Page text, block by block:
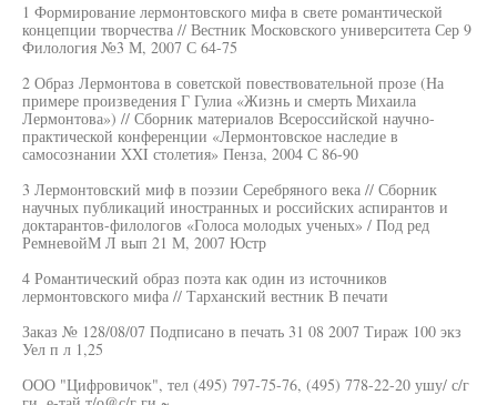
1 Формирование лермонтовского мифа в свете романтической
концепции творчества // Вестник Московского университета Сер 9
Филология №3 М, 2007 С 64-75
2 Образ Лермонтова в советской повествовательной прозе (На
примере произведения Г Гулиа «Жизнь и смерть Михаила
Лермонтова») // Сборник материалов Всероссийской научно-
практической конференции «Лермонтовское наследие в
самосознании XXI столетия» Пенза, 2004 С 86-90
3 Лермонтовский миф в поэзии Серебряного века // Сборник
научных публикаций иностранных и российских аспирантов и
доктарантов-филологов «Голоса молодых ученых» / Под ред
РемневойМ Л вып 21 М, 2007 Юстр
4 Романтический образ поэта как один из источников
лермонтовского мифа // Тарханский вестник В печати
Заказ № 128/08/07 Подписано в печать 31 08 2007 Тираж 100 экз
Уел п л 1,25
ООО "Цифровичок", тел (495) 797-75-76, (495) 778-22-20 ушу/ с/г